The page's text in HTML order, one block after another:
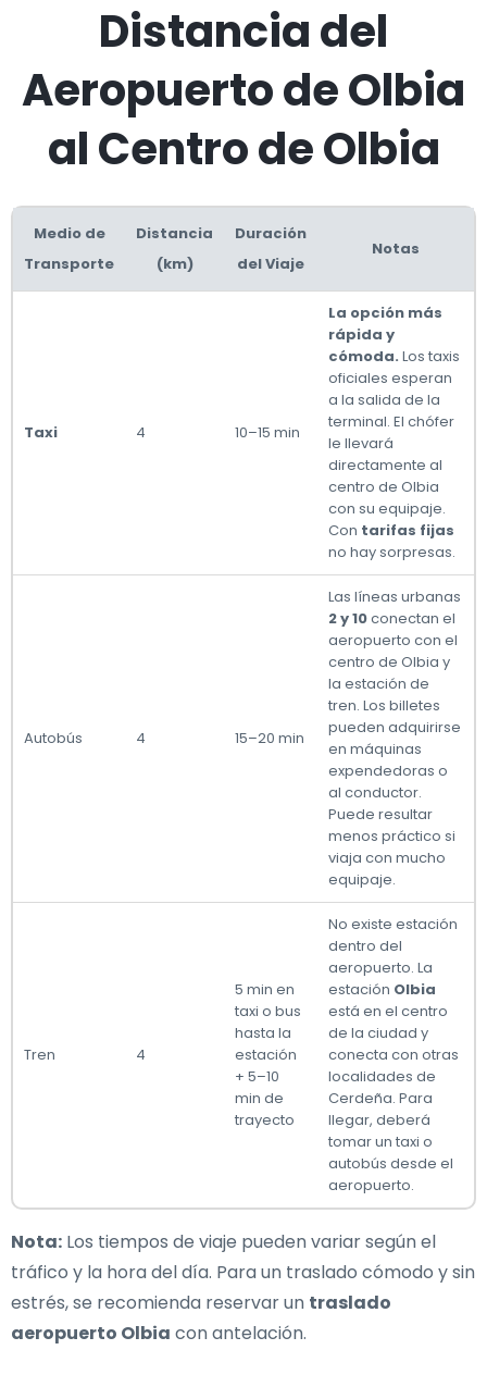
Distancia del
Aeropuerto de Olbia
al Centro de Olbia
Medio de
Transporte
Distancia
(km)
Duración
del Viaje
Notas
Taxi 4 10–15 min
La opción más
rápida y
cómoda. Los taxis
oficiales esperan
a la salida de la
terminal. El chófer
le llevará
directamente al
centro de Olbia
con su equipaje.
Con tarifas fijas
no hay sorpresas.
Autobús 4 15–20 min
Las líneas urbanas
2 y 10conectan el
aeropuerto con el
centro de Olbia y
la estación de
tren. Los billetes
pueden adquirirse
en máquinas
expendedoras o
al conductor.
Puede resultar
menos práctico si
viaja con mucho
equipaje.
Tren 4
5 min en
taxi o bus
hasta la
estación
+ 5–10
min de
trayecto
No existe estación
dentro del
aeropuerto. La
estación Olbia
está en el centro
de la ciudad y
conecta con otras
localidades de
Cerdeña. Para
llegar, deberá
tomar un taxi o
autobús desde el
aeropuerto.
Nota: Los tiempos de viaje pueden variar según el
tráfico y la hora del día. Para un traslado cómodo y sin
estrés, se recomienda reservar un traslado
aeropuerto Olbia con antelación.